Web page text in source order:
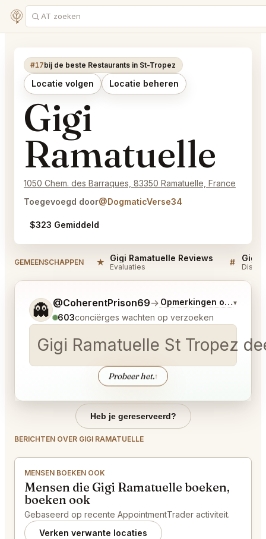
#17bij de beste Restaurants in St-Tropez
Locatie volgen Locatie beheren
Gigi
Ramatuelle
1050 Chem. des Barraques, 83350 Ramatuelle, France
Toegevoegd door@DogmaticVerse34
$323 Gemiddeld
GEMEENSCHAPPEN ★ Gigi Ramatuelle Reviews
Evaluaties # Gigi
👻 @CoherentPrison69→ Opmerkingen over
▾
603conciërges wachten op verzoeken
Gigi Ramatuelle St Tropez
Probeer het.↑
Vertel me wat je wilt.
Heb je gereserveerd?
BERICHTEN OVER GIGI RAMATUELLE
MENSEN BOEKEN OOK
Mensen die Gigi Ramatuelle boeken,
boeken ook
Gebaseerd op recente AppointmentTrader activiteit.
Verken verwante locaties